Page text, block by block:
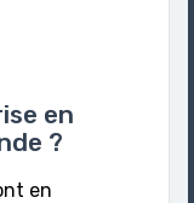
en
?
en